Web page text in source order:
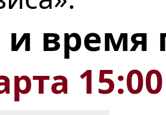
и время